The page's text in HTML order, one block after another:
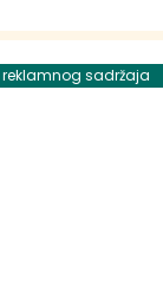
reklamnog sadržaja